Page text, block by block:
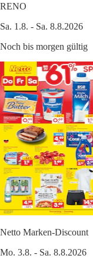
RENO
Sa. 1.8. - Sa. 8.8.2026
Noch bis morgen gültig
Netto Marken-Discount
Mo. 3.8. - Sa. 8.8.2026